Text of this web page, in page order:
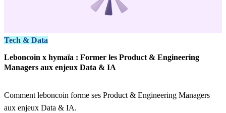
Tech & Data
Leboncoin x hymaïa : Former les Product & Engineering
Managers aux enjeux Data & IA
Comment leboncoin forme ses Product & Engineering Managers
aux enjeux Data & IA.